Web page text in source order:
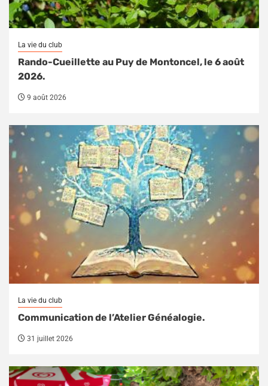
La vie du club
Rando-Cueillette au Puy de Montoncel, le 6 août
2026.
9 août 2026
La vie du club
Communication de l’Atelier Généalogie.
31 juillet 2026